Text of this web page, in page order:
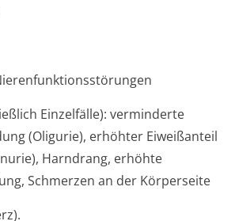
Einzelfälle): verminderte
(Oligurie), erhöhter Eiweißanteil
Harndrang, erhöhte
Schmerzen an der Körperseite